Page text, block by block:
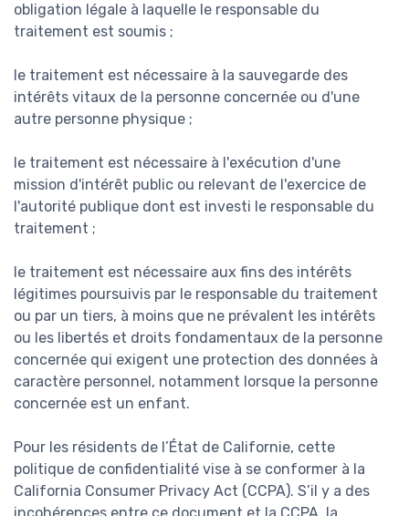
obligation légale à laquelle le responsable du
traitement est soumis ;
le traitement est nécessaire à la sauvegarde des
intérêts vitaux de la personne concernée ou d'une
autre personne physique ;
le traitement est nécessaire à l'exécution d'une
mission d'intérêt public ou relevant de l'exercice de
l'autorité publique dont est investi le responsable du
traitement ;
le traitement est nécessaire aux fins des intérêts
légitimes poursuivis par le responsable du traitement
ou par un tiers, à moins que ne prévalent les intérêts
ou les libertés et droits fondamentaux de la personne
concernée qui exigent une protection des données à
caractère personnel, notamment lorsque la personne
concernée est un enfant.
Pour les résidents de l’État de Californie, cette
politique de confidentialité vise à se conformer à la
California Consumer Privacy Act (CCPA). S’il y a des